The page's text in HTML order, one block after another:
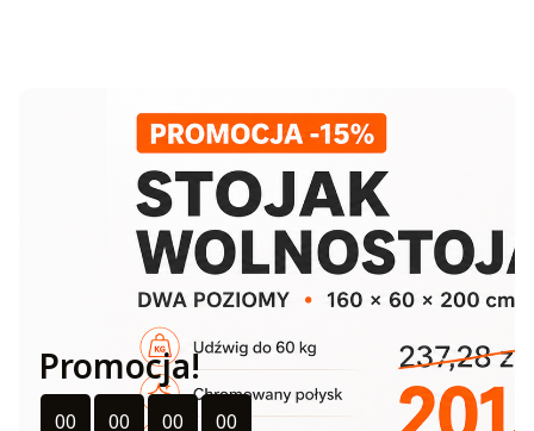
Promocja!
Odliczanie czasu do: 2026-08-31 11:11:00
00 00 00 00